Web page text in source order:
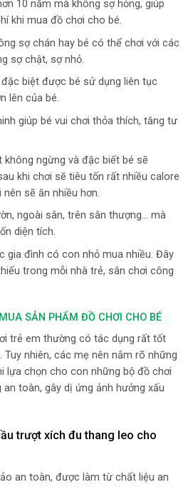
10 năm mà không sợ hỏng, giúp
khi mua đồ chơi cho bé.
sợ chán hay bé có thể chơi với các
sợ chật, sợ nhỏ.
biệt được bé sử dụng liên tục
lên của bé.
giúp bé vui chơi thỏa thích, tăng tư
không ngừng và đặc biết bé sẽ
khi chơi sẽ tiêu tốn rất nhiều calore
sẽ ăn nhiều hơn.
ngoài sân, trên sân thượng… mà
diện tích.
gia đình có con nhỏ mua nhiều. Đây
trong mỗi nhà trẻ, sân chơi công
SẢN PHẨM ĐỒ CHƠI CHO BÉ
trẻ em thường có tác dụng rất tốt
nhiên, các mẹ nên nắm rõ những
lựa chọn cho con những bộ đồ chơi
toàn, gây dị ứng ảnh hưởng xấu
trượt xích đu thang leo cho
an toàn, được làm từ chất liệu an